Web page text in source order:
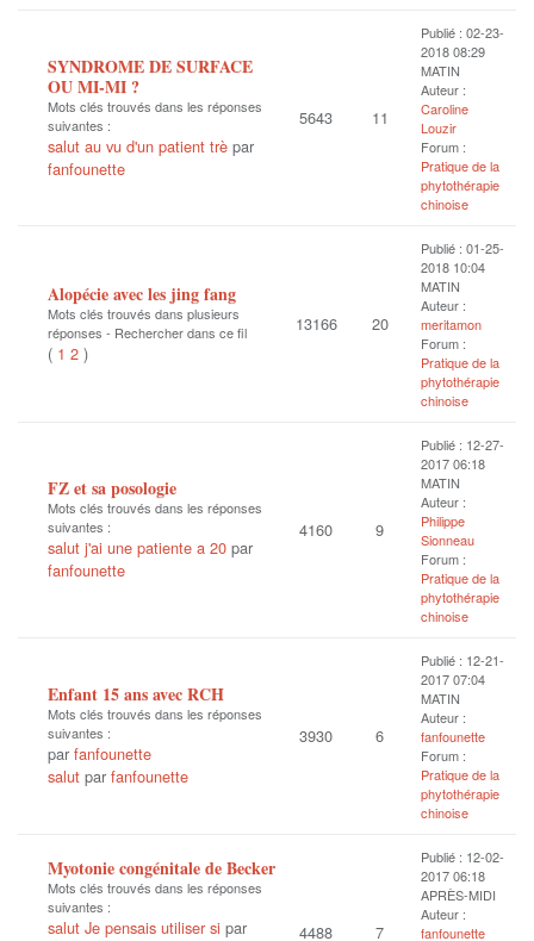
SYNDROME DE SURFACE
OU MI-MI ?
Mots clés trouvés dans les réponses
suivantes :
salut au vu d'un patient trè par
fanfounette
5643 11
Publié : 02-23-
2018 08:29
MATIN
Auteur :
Caroline
Louzir
Forum :
Pratique de la
phytothérapie
chinoise
Alopécie avec les jing fang
Mots clés trouvés dans plusieurs
réponses - Rechercher dans ce fil
( 1 2 )
13166 20
Publié : 01-25-
2018 10:04
MATIN
Auteur :
meritamon
Forum :
Pratique de la
phytothérapie
chinoise
FZ et sa posologie
Mots clés trouvés dans les réponses
suivantes :
salut j'ai une patiente a 20 par
fanfounette
4160 9
Publié : 12-27-
2017 06:18
MATIN
Auteur :
Philippe
Sionneau
Forum :
Pratique de la
phytothérapie
chinoise
Enfant 15 ans avec RCH
Mots clés trouvés dans les réponses
suivantes :
par fanfounette
salut par fanfounette
3930 6
Publié : 12-21-
2017 07:04
MATIN
Auteur :
fanfounette
Forum :
Pratique de la
phytothérapie
chinoise
Myotonie congénitale de Becker
Mots clés trouvés dans les réponses
suivantes :
salut Je pensais utiliser si par
4488 7
Publié : 12-02-
2017 06:18
APRÈS-MIDI
Auteur :
fanfounette